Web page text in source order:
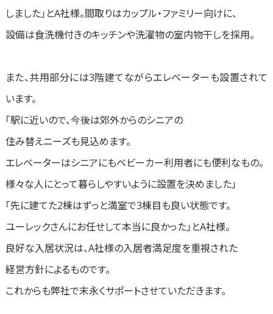
しました」とA社様。間取りはカップル・ファミリー向けに、
設備は食洗機付きのキッチンや洗濯物の室内物干しを採用。
また、共用部分には3階建てながらエレベーターも設置されて
います。
「駅に近いので、今後は郊外からのシニアの
住み替えニーズも見込めます。
エレベーターはシニアにもベビーカー利用者にも便利なもの。
様々な人にとって暮らしやすいように設置を決めました」
「先に建てた2棟はずっと満室で3棟目も良い状態です。
ユーレックさんにお任せして本当に良かった」とA社様。
良好な入居状況は、A社様の入居者満足度を重視された
経営方針によるものです。
これからも弊社で末永くサポートさせていただきます。